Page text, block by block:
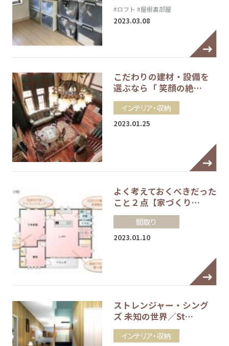
#ロフト #屋根裏部屋
2023.03.08
こだわりの建材・設備を
選ぶなら「 笑顔の絶…
インテリア・収納
2023.01.25
よく考えておくべきだった
こと２点【家づくり…
間取り
2023.01.10
ストレンジャー・シング
ズ 未知の世界／St…
インテリア・収納